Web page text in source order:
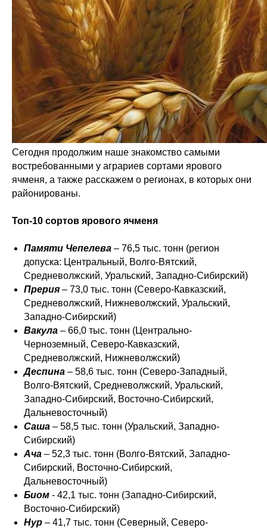
Сегодня продолжим наше знакомство самыми
востребованными у аграриев сортами ярового
ячменя, а также расскажем о регионах, в которых они
районированы.
Топ-10 сортов ярового ячменя
Памяти Чепелева – 76,5 тыс. тонн (регион
допуска: Центральный, Волго-Вятский,
Средневолжский, Уральский, Западно-Сибирский)
Прерия – 73,0 тыс. тонн (Северо-Кавказский,
Средневолжский, Нижневолжский, Уральский,
Западно-Сибирский)
Вакула – 66,0 тыс. тонн (Центрально-
Черноземный, Северо-Кавказский,
Средневолжский, Нижневолжский)
Деспина – 58,6 тыс. тонн (Северо-Западный,
Волго-Вятский, Средневолжский, Уральский,
Западно-Сибирский, Восточно-Сибирский,
Дальневосточный)
Саша – 58,5 тыс. тонн (Уральский, Западно-
Сибирский)
Ача – 52,3 тыс. тонн (Волго-Вятский, Западно-
Сибирский, Восточно-Сибирский,
Дальневосточный)
Биом - 42,1 тыс. тонн (Западно-Сибирский,
Восточно-Сибирский)
Нур – 41,7 тыс. тонн (Северный, Северо-